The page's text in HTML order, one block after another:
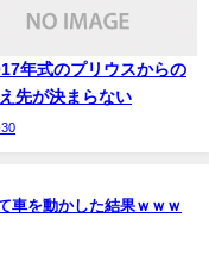
年式のプリウスからの
先が決まらない
車を動かした結果ｗｗｗ